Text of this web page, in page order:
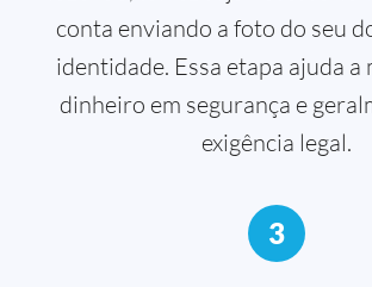
conta enviando a foto do seu
identidade. Essa etapa ajuda a
dinheiro em segurança e
exigência legal.
3